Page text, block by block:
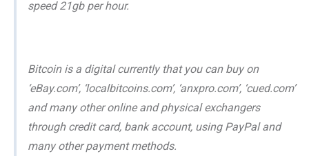
speed 21gb per hour.
Bitcoin is a digital currently that you can buy on
‘eBay.com’, ‘localbitcoins.com’, ‘anxpro.com’, ‘cued.com’
and many other online and physical exchangers
through credit card, bank account, using PayPal and
many other payment methods.